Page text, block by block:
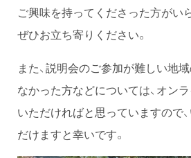
ご興味を持ってくださった方がい
ぜひお立ち寄りください。
また、説明会のご参加が難しい地
なかった方などについては、オン
いただければと思っていますので
だけますと幸いです。